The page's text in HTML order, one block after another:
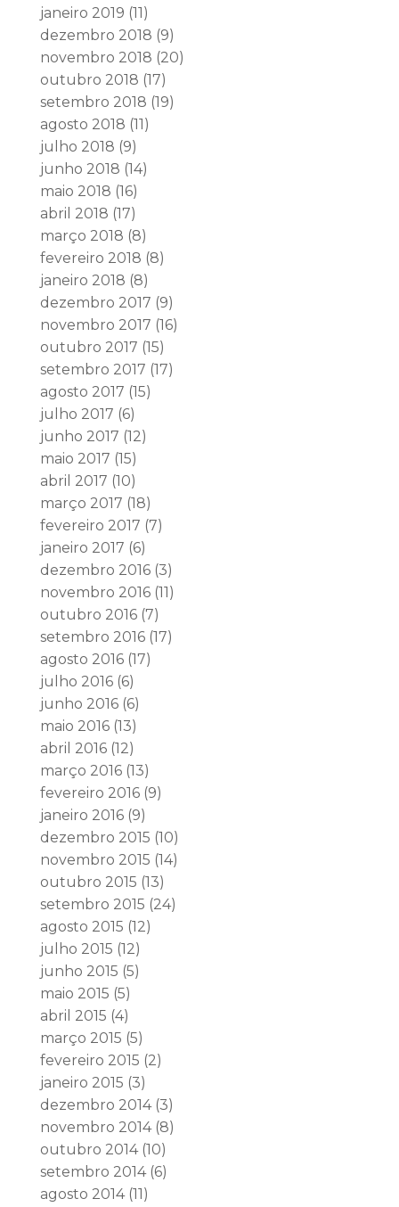
janeiro 2019 (11)
dezembro 2018 (9)
novembro 2018 (20)
outubro 2018 (17)
setembro 2018 (19)
agosto 2018 (11)
julho 2018 (9)
junho 2018 (14)
maio 2018 (16)
abril 2018 (17)
março 2018 (8)
fevereiro 2018 (8)
janeiro 2018 (8)
dezembro 2017 (9)
novembro 2017 (16)
outubro 2017 (15)
setembro 2017 (17)
agosto 2017 (15)
julho 2017 (6)
junho 2017 (12)
maio 2017 (15)
abril 2017 (10)
março 2017 (18)
fevereiro 2017 (7)
janeiro 2017 (6)
dezembro 2016(3)
novembro 2016(11)
outubro 2016(7)
setembro 2016(17)
agosto 2016(17)
julho 2016(6)
junho 2016(6)
maio 2016(13)
abril 2016(12)
março 2016(13)
fevereiro 2016(9)
janeiro 2016(9)
dezembro 2015 (10)
novembro 2015 (14)
outubro 2015 (13)
setembro 2015 (24)
agosto 2015 (12)
julho 2015 (12)
junho 2015 (5)
maio 2015 (5)
abril 2015 (4)
março 2015 (5)
fevereiro 2015 (2)
janeiro 2015 (3)
dezembro 2014(3)
novembro 2014(8)
outubro 2014(10)
setembro 2014(6)
agosto 2014(11)